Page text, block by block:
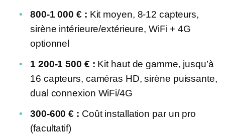
800-1 000 € : Kit moyen, 8-12 capteurs,
sirène intérieure/extérieure, WiFi + 4G
optionnel
1 200-1 500 € : Kit haut de gamme, jusqu’à
16 capteurs, caméras HD, sirène puissante,
dual connexion WiFi/4G
300-600 € : Coût installation par un pro
(facultatif)